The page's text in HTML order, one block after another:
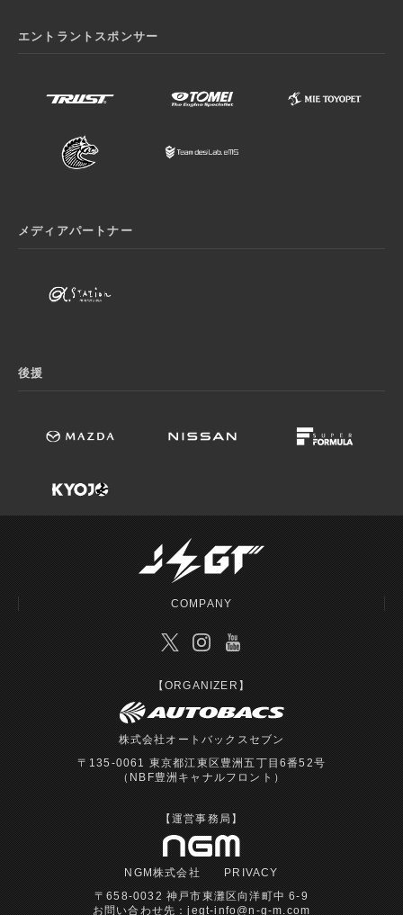
エントラントスポンサー
メディアパートナー
後援
COMPANY
【ORGANIZER】
株式会社オートバックスセブン
〒135-0061 東京都江東区豊洲五丁目6番52号
（NBF豊洲キャナルフロント）
【運営事務局】
NGM株式会社
PRIVACY
〒658-0032 神戸市東灘区向洋町中 6-9
お問い合わせ先：jegt-info@n-g-m.com